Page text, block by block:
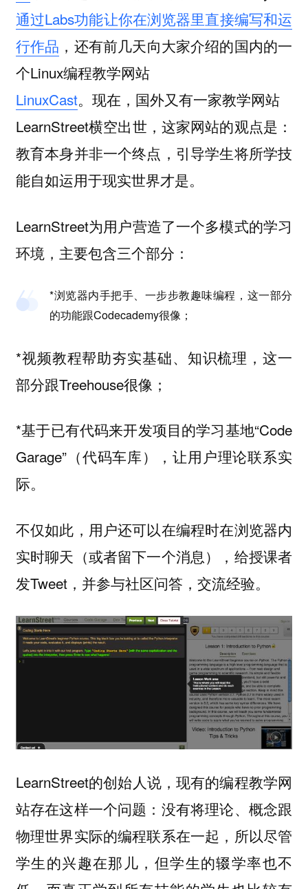
通过Labs功能让你在浏览器里直接编写和运
行作品 ，还有前几天向大家介绍的国内的一
个Linux编程教学网站
LinuxCast。现在，国外又有一家教学网站
LearnStreet横空出世，这家网站的观点是：
教育本身并非一个终点，引导学生将所学技
能自如运用于现实世界才是。
LearnStreet为用户营造了一个多模式的学习
环境，主要包含三个部分：
*浏览器内手把手、一步步教趣味编程，这一部分
的功能跟Codecademy很像；
*视频教程帮助夯实基础、知识梳理，这一
部分跟Treehouse很像；
*基于已有代码来开发项目的学习基地“Code
Garage”（代码车库），让用户理论联系实
际。
不仅如此，用户还可以在编程时在浏览器内
实时聊天（或者留下一个消息），给授课者
发Tweet，并参与社区问答，交流经验。
LearnStreet的创始人说，现有的编程教学网
站存在这样一个问题：没有将理论、概念跟
物理世界实际的编程联系在一起，所以尽管
学生的兴趣在那儿，但学生的辍学率也不